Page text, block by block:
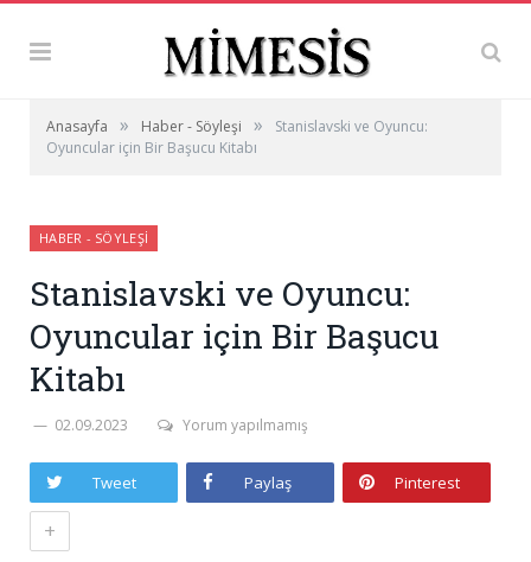
Anasayfa » Haber - Söyleşi »
Stanislavski ve Oyuncu:
Oyuncular için Bir Başucu Kitabı
HABER - SÖYLEŞI
Stanislavski ve Oyuncu:
Oyuncular için Bir Başucu
Kitabı
02.09.2023 Yorum yapılmamış
Tweet Paylaş Pinterest
+